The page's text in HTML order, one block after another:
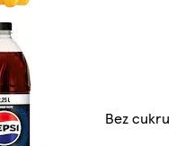
Bez cukru